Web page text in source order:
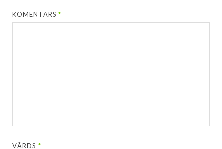
KOMENTĀRS*
VĀRDS*